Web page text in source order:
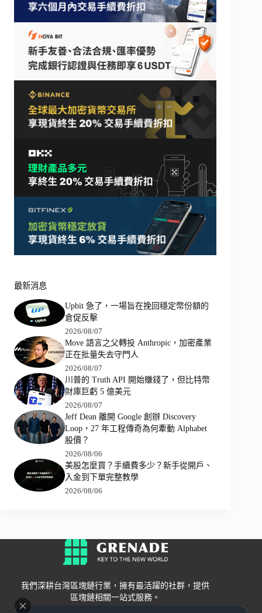
最新消息
Upbit 急了，一場旨在挽回穩定幣份額的
倉促反擊
2026/08/07
Move 語言之父轉投 Anthropic，加密產業
正在批量失去守門人
2026/08/07
川普的 Truth API 開始賺錢了，但比特幣
財庫巨虧 5 億美元
2026/08/07
Jeff Dean 離開 Google 創辦 Discovery
Loop，27 年工程傳奇為何牽動 Alphabet
股價？
2026/08/06
美股怎麼買？手續費多少？新手從開戶、
入金到下單完整教學
2026/08/06
我們深耕台灣區塊鏈行業，擁有最活躍的社群，提供
區塊鏈相關一站式服務。